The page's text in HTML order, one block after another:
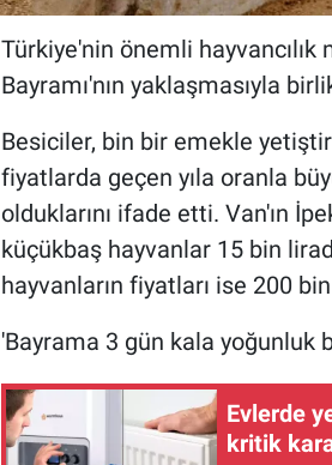
Türkiye'nin önemli
Bayramı'nın yaklaşmasıyla
Besiciler, bin bir emekle
fiyatlarda geçen yıla oranla
olduklarını ifade etti. Van'ın
küçükbaş hayvanlar 15 bin
hayvanların fiyatları ise 200
'Bayrama 3 gün kala yoğunluk
Evlerde
kritik